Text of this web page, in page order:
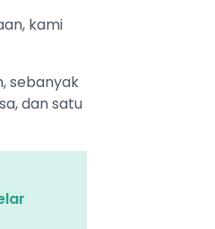
kami
sebanyak
dan satu